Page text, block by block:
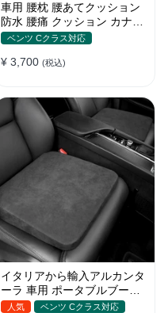
車用 腰枕 腰あてクッション
防水 腰痛 クッション カナロ
ア ドライブ 腰当て 腰痛対策
ト
ベンツ Cクラス対応
¥ 3,700 (税込)
イタリアから輸入アルカンタ
ーラ 車用 ポータブルブース
ターシート 防寒
人気 ベンツ Cクラス対応